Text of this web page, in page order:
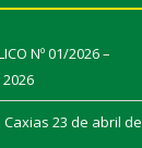
Nº 01/2026 –
23 de abril de